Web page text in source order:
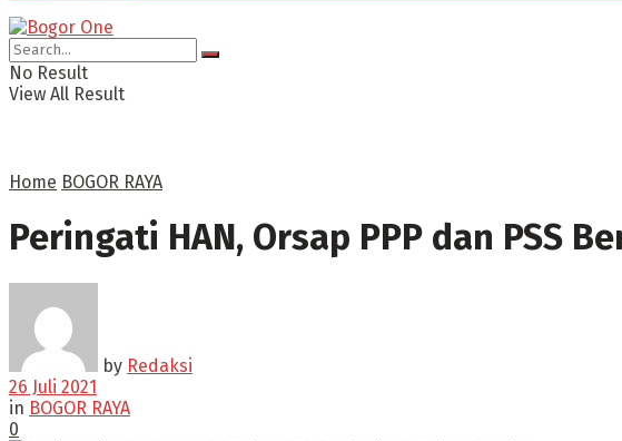
No Result
View All Result
Home BOGOR RAYA
Peringati HAN, Orsap PPP dan PSS
by Redaksi
26 Juli 2021
in BOGOR RAYA
0